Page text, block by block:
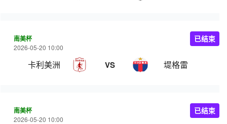
南美杯
2026-05-20 10:00
卡利美洲 VS 堤格雷
已结束
南美杯
2026-05-20 10:00
已结束